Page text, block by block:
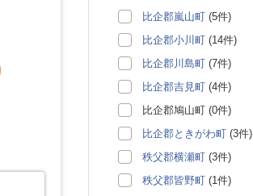
比企郡嵐山町 (5件)
比企郡小川町 (14件)
比企郡川島町 (7件)
比企郡吉見町 (4件)
比企郡鳩山町 (0件)
比企郡ときがわ町 (3件)
秩父郡横瀬町 (3件)
秩父郡皆野町 (1件)